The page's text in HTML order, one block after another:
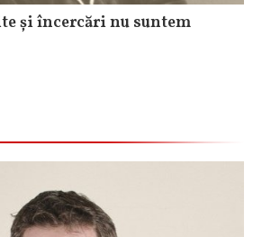
și încercări nu suntem